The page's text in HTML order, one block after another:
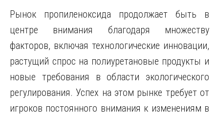
Рынок пропиленоксида продолжает быть в
центре внимания благодаря множеству
факторов, включая технологические инновации,
растущий спрос на полиуретановые продукты и
новые требования в области экологического
регулирования. Успех на этом рынке требует от
игроков постоянного внимания к изменениям в